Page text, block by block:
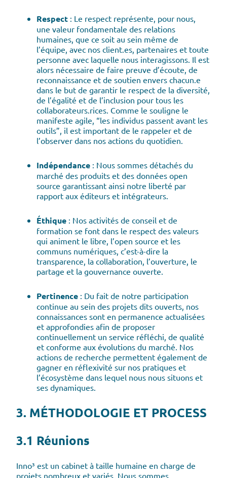
Respect : Le respect représente, pour nous,
une valeur fondamentale des relations
humaines, que ce soit au sein même de
l’équipe, avec nos client.es, partenaires et toute
personne avec laquelle nous interagissons. Il est
alors nécessaire de faire preuve d’écoute, de
reconnaissance et de soutien envers chacun.e
dans le but de garantir le respect de la diversité,
de l’égalité et de l’inclusion pour tous les
collaborateurs.rices. Comme le souligne le
manifeste agile, “les individus passent avant les
outils”, il est important de le rappeler et de
l’observer dans nos actions du quotidien.
Indépendance : Nous sommes détachés du
marché des produits et des données open
source garantissant ainsi notre liberté par
rapport aux éditeurs et intégrateurs.
Éthique : Nos activités de conseil et de
formation se font dans le respect des valeurs
qui animent le libre, l’open source et les
communs numériques, c’est-à-dire la
transparence, la collaboration, l’ouverture, le
partage et la gouvernance ouverte.
Pertinence : Du fait de notre participation
continue au sein des projets dits ouverts, nos
connaissances sont en permanence actualisées
et approfondies afin de proposer
continuellement un service réfléchi, de qualité
et conforme aux évolutions du marché. Nos
actions de recherche permettent également de
gagner en réflexivité sur nos pratiques et
l’écosystème dans lequel nous nous situons et
ses dynamiques.
3. MÉTHODOLOGIE ET PROCESS
3.1 Réunions
Inno³ est un cabinet à taille humaine en charge de
projets nombreux et variés. Nous sommes